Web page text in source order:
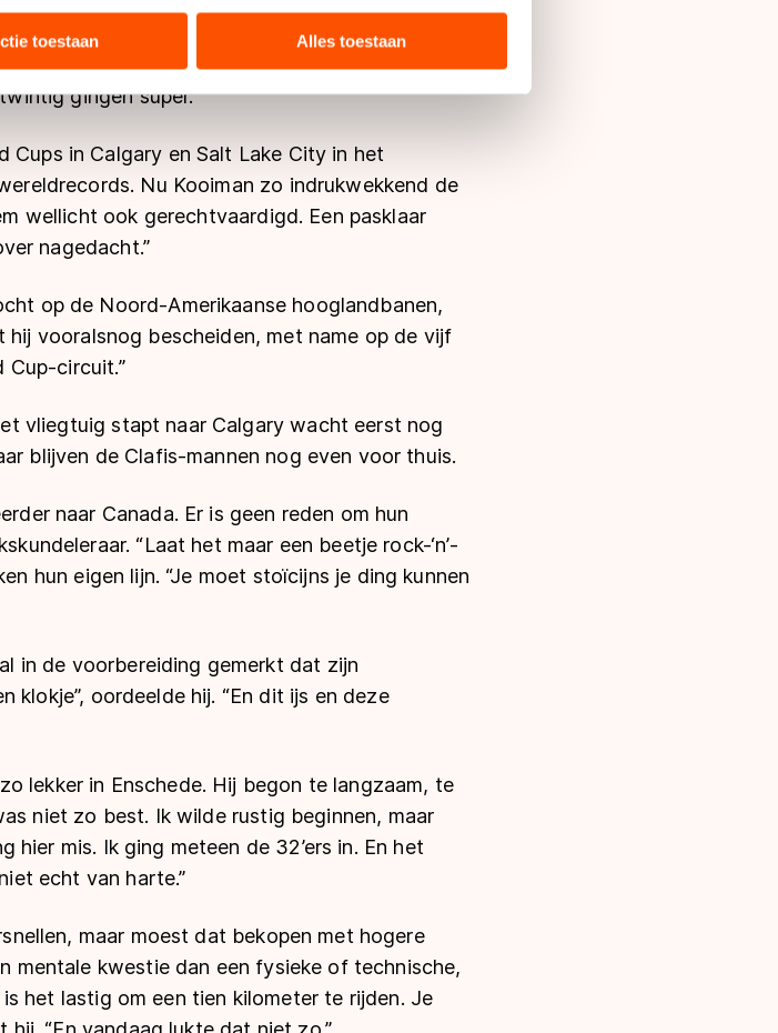
site met onze partners voor social media, advertenties en
die u aan hen heeft verstrekt of die zij hebben verzameld via
aan landen buiten de EU, zoals de VS, waar mogelijk geen
op ‘Toestaan’ te klikken, stemt u in met deze overdracht.
toestaan Alles toestaan
de kopgroep gemist, maar wist hij in de laatste
naar de zege te loodsen. “Ik reed er tachtig
gingen super.”
Cups in Calgary en Salt Lake City in het
Nu Kooiman zo indrukwekkend de
wellicht ook gerechtvaardigd. Een pasklaar
nagedacht.”
op de Noord-Amerikaanse hooglandbanen,
vooralsnog bescheiden, met name op de vijf
Cup-circuit.”
vliegtuig stapt naar Calgary wacht eerst nog
blijven de Clafis-mannen nog even voor thuis.
naar Canada. Er is geen reden om hun
“Laat het maar een beetje rock-‘n’-
hun eigen lijn. “Je moet stoïcijns je ding kunnen
in de voorbereiding gemerkt dat zijn
klokje”, oordeelde hij. “En dit ijs en deze
lekker in Enschede. Hij begon te langzaam, te
niet zo best. Ik wilde rustig beginnen, maar
mis. Ik ging meteen de 32’ers in. En het
echt van harte.”
maar moest dat bekopen met hogere
mentale kwestie dan een fysieke of technische,
het lastig om een tien kilometer te rijden. Je